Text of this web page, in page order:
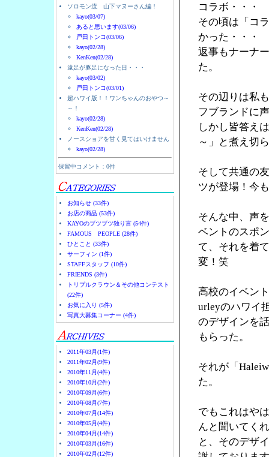
ソロモン流 山下マヌーさん編！
kayo(03/07)
あると思います(03/06)
戸田トンコ(03/06)
kayo(02/28)
KenKen(02/28)
遠足が豚足になった日・・・
kayo(03/02)
戸田トンコ(03/01)
超ハワイ版！！ワンちゃんのおやつ～
～！
kayo(02/28)
KenKen(02/28)
ノースショアを甘く見てはいけません
kayo(02/28)
保留中コメント：0件
お知らせ (33件)
お店の商品 (53件)
KAYOのブツブツ独り言 (54件)
FAMOUS PEOPLE (28件)
ひとこと (33件)
サーフィン (1件)
STAFFスタッフ (10件)
FRIENDS (3件)
トリプルクラウン＆その他コンテスト
(22件)
お気に入り (5件)
写真大募集コーナー (4件)
2011年03月(1件)
2011年02月(9件)
2010年11月(4件)
2010年10月(2件)
2010年09月(6件)
2010年08月(7件)
2010年07月(14件)
2010年05月(4件)
2010年04月(14件)
2010年03月(16件)
2010年02月(12件)
コラボ・・・
その頃は「コ
かった・・・
返事もナーナ
た。
その辺りは私
フブランドに
しかし皆答え
～」と煮え切
そして共通の
ツが登場！今
そんな中、声
ベントのスポ
て、それを着
変！笑
高校のイベン
urleyのハワイ
のデザインを
もらった。
それが「
た。
でもこれはや
んと聞いてく
と、そのデザ